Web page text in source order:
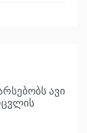
ავი